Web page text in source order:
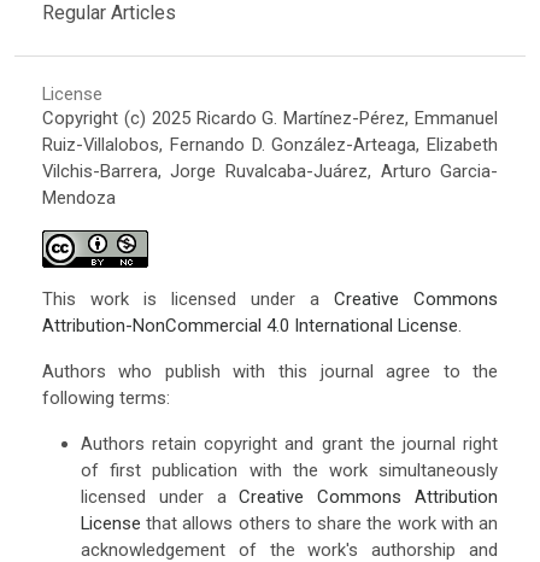
Regular Articles
License
Copyright (c) 2025 Ricardo G. Martínez-Pérez, Emmanuel
Ruiz-Villalobos, Fernando D. González-Arteaga, Elizabeth
Vilchis-Barrera, Jorge Ruvalcaba-Juárez, Arturo Garcia-
Mendoza
This work is licensed under aCreative Commons
Attribution-NonCommercial 4.0 International License.
Authors who publish with this journal agree to the
following terms:
Authors retain copyright and grant the journal right
of first publication with the work simultaneously
licensed under aCreative Commons Attribution
License that allows others to share the work with an
acknowledgement of the work's authorship and